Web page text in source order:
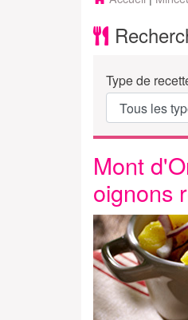
Type de
Mont
oignons